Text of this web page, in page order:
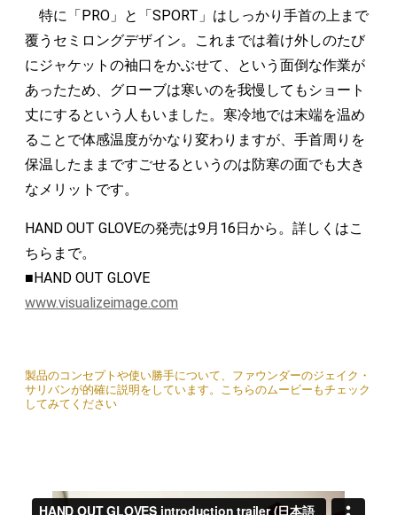
特に「PRO」と「SPORT」はしっかり手首の上まで
覆うセミロングデザイン。これまでは着け外しのたび
にジャケットの袖口をかぶせて、という面倒な作業が
あったため、グローブは寒いのを我慢してもショート
丈にするという人もいました。寒冷地では末端を温め
ることで体感温度がかなり変わりますが、手首周りを
保温したままですごせるというのは防寒の面でも大き
なメリットです。
HAND OUT GLOVEの発売は9月16日から。詳しくはこ
ちらまで。
■HAND OUT GLOVE
www.visualizeimage.com
製品のコンセプトや使い勝手について、ファウンダーのジェイク・
サリバンが的確に説明をしています。こちらのムービーもチェック
してみてください